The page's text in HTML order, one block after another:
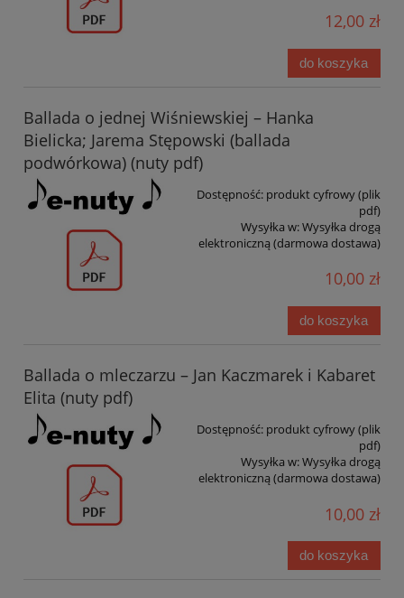
12,00 zł
do koszyka
Ballada o jednej Wiśniewskiej – Hanka
Bielicka; Jarema Stępowski (ballada
podwórkowa) (nuty pdf)
Dostępność: produkt cyfrowy (plik
pdf)
Wysyłka w:Wysyłka drogą
elektroniczną (darmowa dostawa)
10,00 zł
do koszyka
Ballada o mleczarzu – Jan Kaczmarek i Kabaret
Elita (nuty pdf)
Dostępność: produkt cyfrowy (plik
pdf)
Wysyłka w:Wysyłka drogą
elektroniczną (darmowa dostawa)
10,00 zł
do koszyka